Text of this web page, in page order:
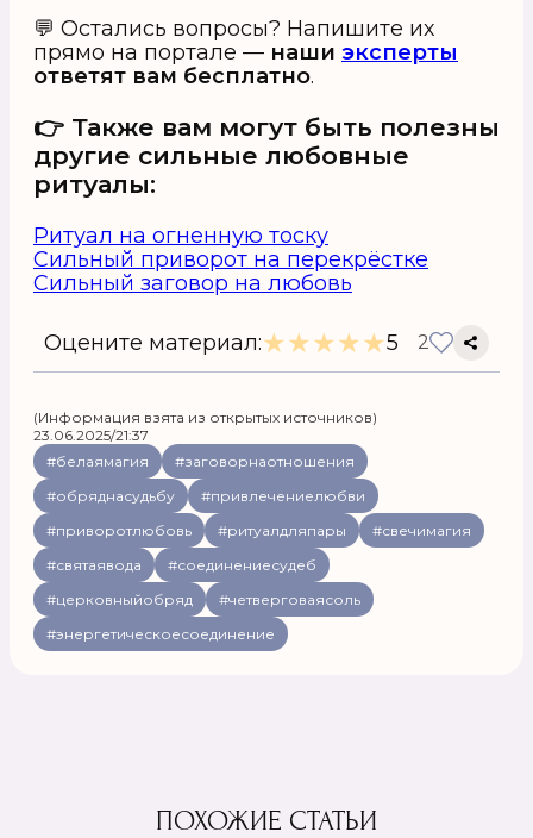
💬 Остались вопросы? Напишите их
прямо на портале — наши эксперты
ответят вам бесплатно.
👉 Также вам могут быть полезны
другие сильные любовные
ритуалы:
Ритуал на огненную тоску
Сильный приворот на перекрёстке
Сильный заговор на любовь
Оцените материал:★★★★★5 2
(Информация взята из открытых источников)
23.06.2025/21:37
#белаямагия
#заговорнаотношения
#обряднасудьбу
#привлечениелюбви
#приворотлюбовь
#ритуалдляпары
#свечимагия
#святаявода
#соединениесудеб
#церковныйобряд
#четверговаясоль
#энергетическоесоединение
ПОХОЖИЕ СТАТЬИ